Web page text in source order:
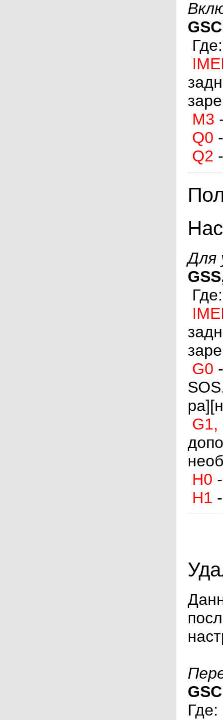
M3
Q0
Q2
Для
G0
G1,
H0
H1